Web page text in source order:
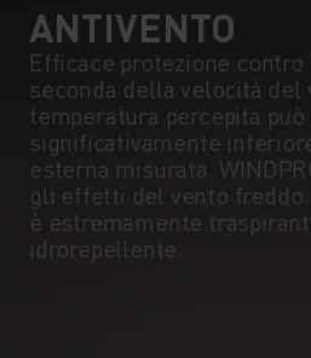
ANTIVENTO
Efficace protezione
seconda della velocità del
temperatura percepita
significativamente
esterna misurata.
gli effetti del vento
è estremamente
idrorepellente.